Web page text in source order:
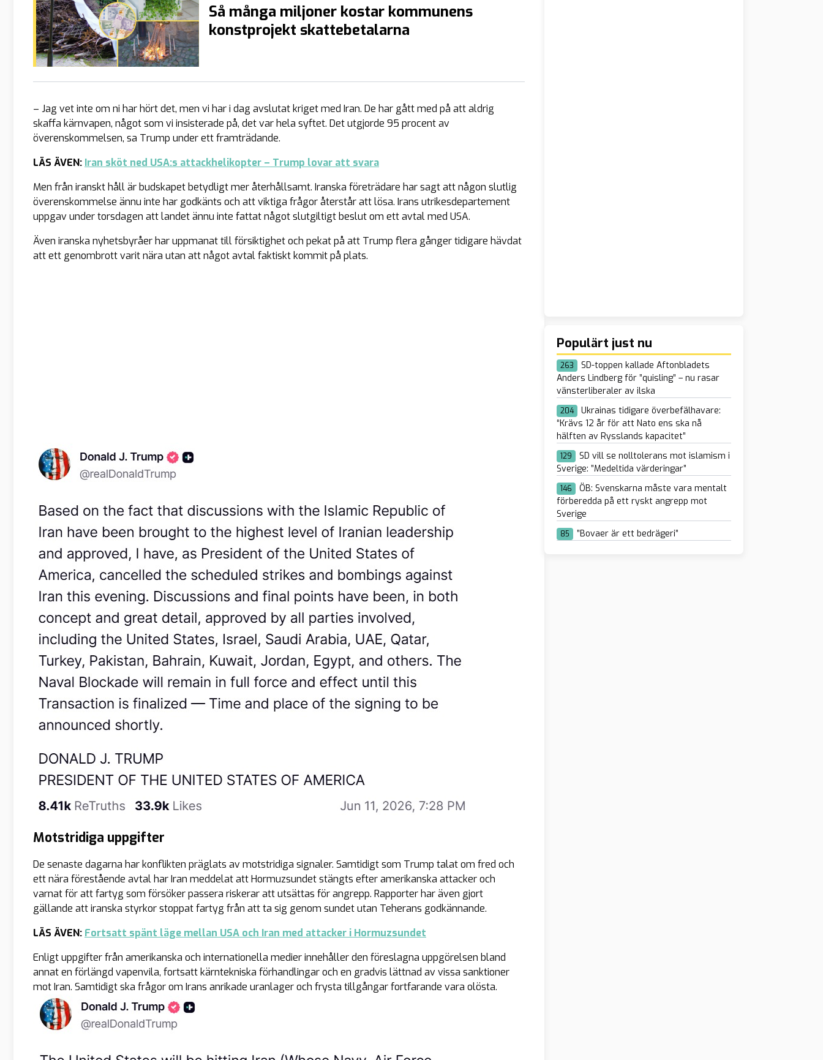
Så många miljoner kostar kommunens
konstprojekt skattebetalarna
– Jag vet inte om ni har hört det, men vi har i dag avslutat kriget med Iran. De har gått med på att aldrig
skaffa kärnvapen, något som vi insisterade på, det var hela syftet. Det utgjorde 95 procent av
överenskommelsen, sa Trump under ett framträdande.
LÄS ÄVEN: Iran sköt ned USA:s attackhelikopter – Trump lovar att svara
Men från iranskt håll är budskapet betydligt mer återhållsamt. Iranska företrädare har sagt att någon slutlig
överenskommelse ännu inte har godkänts och att viktiga frågor återstår att lösa. Irans utrikesdepartement
uppgav under torsdagen att landet ännu inte fattat något slutgiltigt beslut om ett avtal med USA.
Även iranska nyhetsbyråer har uppmanat till försiktighet och pekat på att Trump flera gånger tidigare hävdat
att ett genombrott varit nära utan att något avtal faktiskt kommit på plats.
Motstridiga uppgifter
De senaste dagarna har konflikten präglats av motstridiga signaler. Samtidigt som Trump talat om fred och
ett nära förestående avtal har Iran meddelat att Hormuzsundet stängts efter amerikanska attacker och
varnat för att fartyg som försöker passera riskerar att utsättas för angrepp. Rapporter har även gjort
gällande att iranska styrkor stoppat fartyg från att ta sig genom sundet utan Teherans godkännande.
LÄS ÄVEN: Fortsatt spänt läge mellan USA och Iran med attacker i Hormuzsundet
Enligt uppgifter från amerikanska och internationella medier innehåller den föreslagna uppgörelsen bland
annat en förlängd vapenvila, fortsatt kärntekniska förhandlingar och en gradvis lättnad av vissa sanktioner
mot Iran. Samtidigt ska frågor om Irans anrikade uranlager och frysta tillgångar fortfarande vara olösta.
Populärt just nu
263
SD-toppen kallade Aftonbladets
Anders Lindberg för ”quisling” – nu rasar
vänsterliberaler av ilska
204
Ukrainas tidigare överbefälhavare:
“Krävs 12 år för att Nato ens ska nå
hälften av Rysslands kapacitet”
129
SD vill se nolltolerans mot islamism i
Sverige: ”Medeltida värderingar”
146
ÖB: Svenskarna måste vara mentalt
förberedda på ett ryskt angrepp mot
Sverige
85 ”Bovaer är ett bedrägeri”